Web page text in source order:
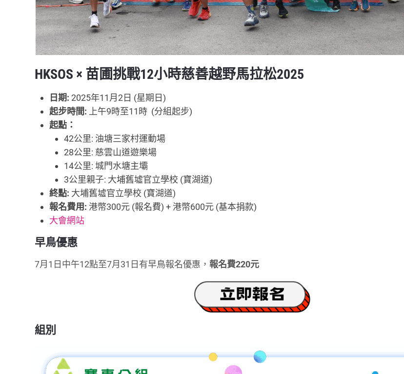
HKSOS × 苗圃挑戰12小時慈善越野馬拉松2025
日期:2025年11月2日 (星期日)
起步時間: 上午9時至11時 (分組起步)
起點：
42公里: 油塘三家村運動場
28公里: 慈雲山道遊樂場
14公里: 城門水塘主壩
3公里親子: 大埔舊墟官立學校 (寶湖道)
終點: 大埔舊墟官立學校 (寶湖道)
報名費用:港幣300元 (報名費) + 港幣600元 (基本捐款)
大會網站
早鳥優惠
7月1日中午12點至7月31日有早鳥報名優惠，報名費220元
組別